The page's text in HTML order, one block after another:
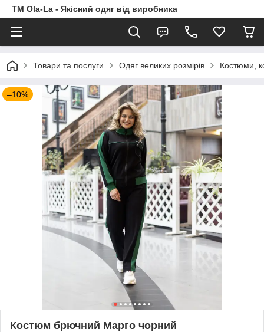
TM Ola-La - Якісний одяг від виробника
Товари та послуги Одяг великих розмірів Костюми,
–10%
Костюм брючний Марго чорний